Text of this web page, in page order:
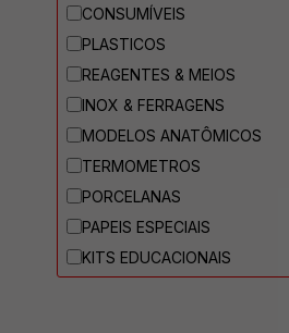
CONSUMÍVEIS
PLASTICOS
REAGENTES & MEIOS
INOX & FERRAGENS
MODELOS ANATÔMICOS
TERMOMETROS
PORCELANAS
PAPEIS ESPECIAIS
KITS EDUCACIONAIS
ALUGRAM
MEDIÇÃO 1-100.000 MPAS